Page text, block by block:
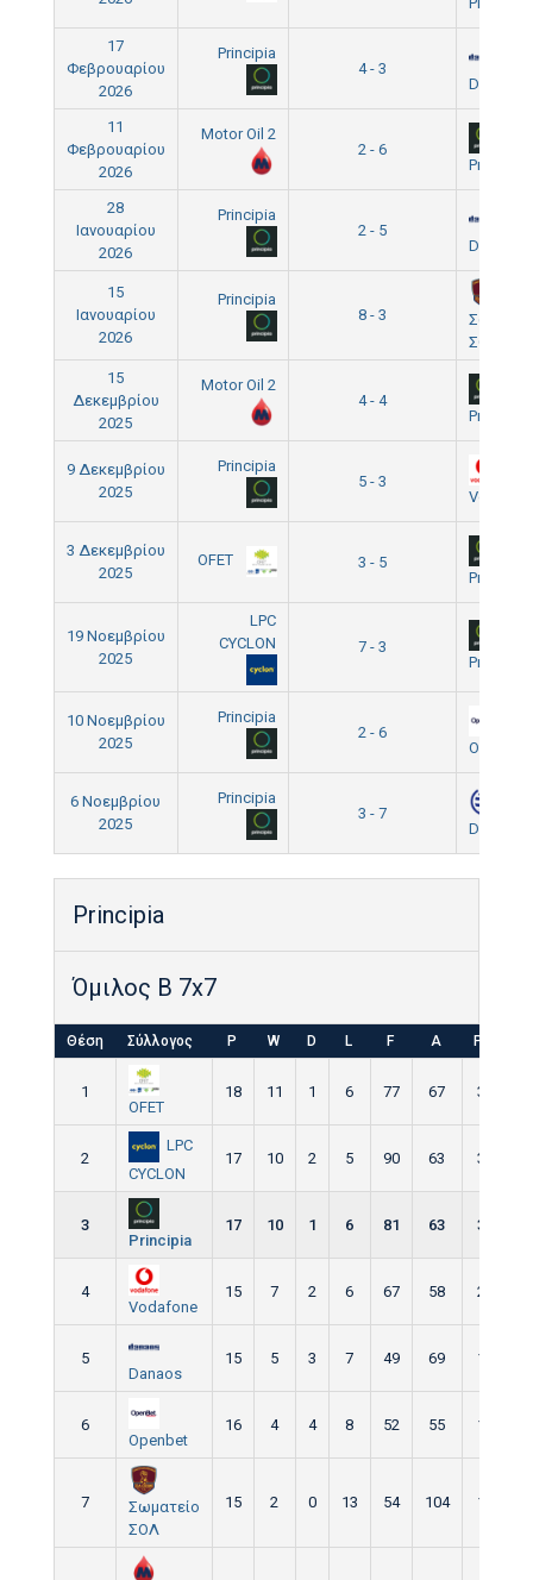
17
Φεβρουαρίου
2026
Principia
4 - 3
Danaos
11
Φεβρουαρίου
2026
Motor Oil 2
2 - 6
Principia
28
Ιανουαρίου
2026
Principia
2 - 5
Danaos
15
Ιανουαρίου
2026
Principia
8 - 3
ΣΟΛ
15
Δεκεμβρίου
2025
Motor Oil 2
4 - 4
Principia
9 Δεκεμβρίου
2025
Principia
5 - 3
3 Δεκεμβρίου
2025
OFET
3 - 5
Principia
19 Νοεμβρίου
2025
LPC
CYCLON
7 - 3
Principia
10 Νοεμβρίου
2025
Principia
2 - 6
Openbet
6 Νοεμβρίου
2025
Principia
3 - 7
Principia
Όμιλος B 7x7
Θέση Σύλλογος P W D L F A Pts
1
OFET
18 11 1 6 77 67 34
2
LPC
CYCLON
17 10 2 5 90 63 32
3
Principia
17 10 1 6 81 63 31
4
Vodafone
15 7 2 6 67 58 23
5
Danaos
15 5 3 7 49 69 18
6
Openbet
16 4 4 8 52 55 16
7
Σωματείο
ΣΟΛ
15 2 0 13 54 104 11